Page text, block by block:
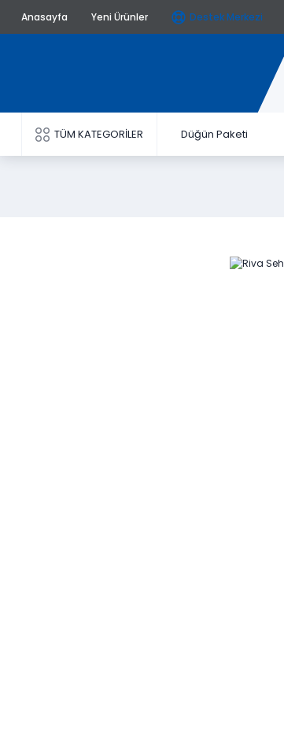
Anasayfa Yeni Ürünler Destek Merkezi
TÜM KATEGORİLER Düğün Paketi